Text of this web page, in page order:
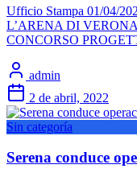
Ufficio Stampa 01/04/
L’ARENA DI
CONCORSO
admin
2 de abril, 2022
Sin categoría
Serena conduce